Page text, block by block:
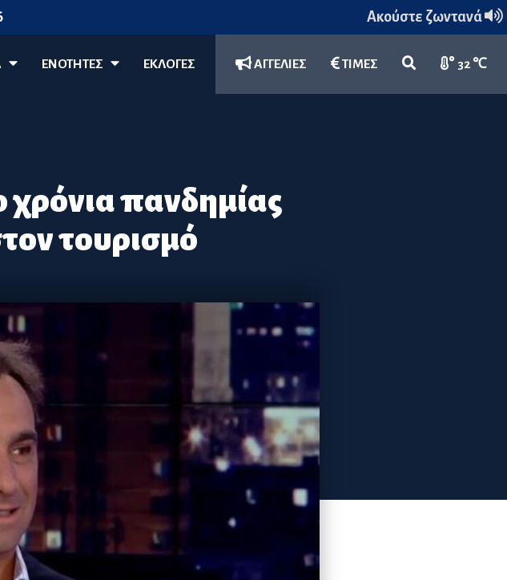
Ακούστε ζωντανά
ΕΝΟΤΗΤΕΣ ΕΚΛΟΓΕΣ ΑΓΓΕΛΙΕΣ ΤΙΜΕΣ 32 ℃
πανδημίας
τουρισμό